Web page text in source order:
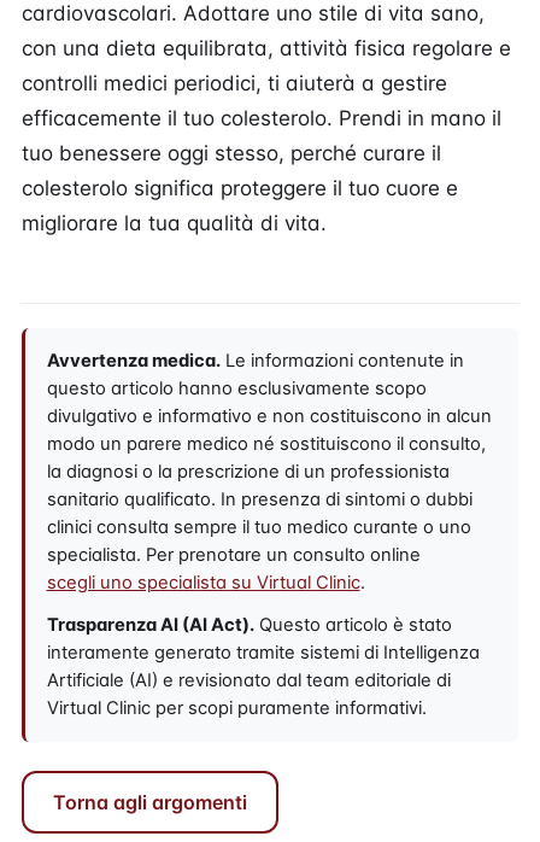
cardiovascolari. Adottare uno stile di vita sano,
con una dieta equilibrata, attività fisica regolare e
controlli medici periodici, ti aiuterà a gestire
efficacemente il tuo colesterolo. Prendi in mano il
tuo benessere oggi stesso, perché curare il
colesterolo significa proteggere il tuo cuore e
migliorare la tua qualità di vita.
Avvertenza medica.Le informazioni contenute in
questo articolo hanno esclusivamente scopo
divulgativo e informativo e non costituiscono in alcun
modo un parere medico né sostituiscono il consulto,
la diagnosi o la prescrizione di un professionista
sanitario qualificato. In presenza di sintomi o dubbi
clinici consulta sempre il tuo medico curante o uno
specialista. Per prenotare un consulto online
scegli uno specialista su Virtual Clinic.
Trasparenza AI (AI Act).Questo articolo è stato
interamente generato tramite sistemi di Intelligenza
Artificiale (AI) e revisionato dal team editoriale di
Virtual Clinic per scopi puramente informativi.
Torna agli argomenti